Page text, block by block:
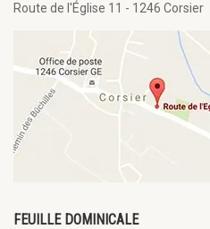
Route de l'Église 11 - 1246 Corsier
FEUILLE DOMINICALE